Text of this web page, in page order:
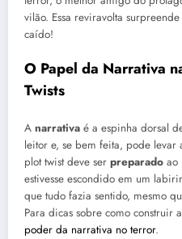
vilão. Essa reviravolta
caído!
O Papel da Narrativa
Twists
A narrativa é a espinha dorsal
leitor e, se bem feita, pode levar
plot twist deve ser preparado ao
estivesse escondido em um
que tudo fazia sentido, mesmo
Para dicas sobre como construir
poder da narrativa no terror.